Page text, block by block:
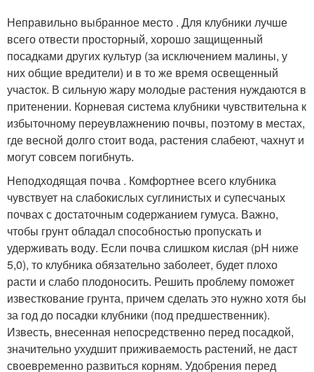
Неправильно выбранное место . Для клубники лучше
всего отвести просторный, хорошо защищенный
посадками других культур (за исключением малины, у
них общие вредители) и в то же время освещенный
участок. В сильную жару молодые растения нуждаются в
притенении. Корневая система клубники чувствительна к
избыточному переувлажнению почвы, поэтому в местах,
где весной долго стоит вода, растения слабеют, чахнут и
могут совсем погибнуть.
Неподходящая почва . Комфортнее всего клубника
чувствует на слабокислых суглинистых и супесчаных
почвах с достаточным содержанием гумуса. Важно,
чтобы грунт обладал способностью пропускать и
удерживать воду. Если почва слишком кислая (pH ниже
5,0), то клубника обязательно заболеет, будет плохо
расти и слабо плодоносить. Решить проблему поможет
известкование грунта, причем сделать это нужно хотя бы
за год до посадки клубники (под предшественник).
Известь, внесенная непосредственно перед посадкой,
значительно ухудшит приживаемость растений, не даст
своевременно развиться корням. Удобрения перед